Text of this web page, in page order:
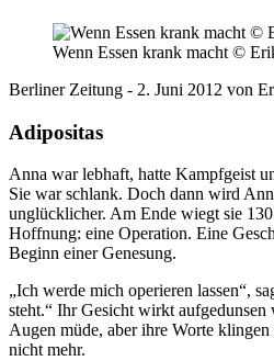
Wenn Essen krank macht ©
Berliner Zeitung - 2. Juni 2012 von
Adipositas
Anna war lebhaft, hatte Kampfgeist
Sie war schlank. Doch dann wird
unglücklicher. Am Ende wiegt sie
Hoffnung: eine Operation. Eine
Beginn einer Genesung.
„Ich werde mich operieren lassen“,
steht.“ Ihr Gesicht wirkt
Augen müde, aber ihre Worte klingen
nicht mehr.